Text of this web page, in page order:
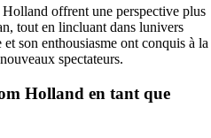
offrent une perspective plus
tout en lincluant dans lunivers
son enthousiasme ont conquis à la
spectateurs.
Holland en tant que